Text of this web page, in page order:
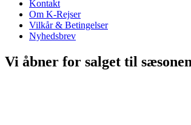
Kontakt
Om K-Rejser
Vilkår & Betingelser
Nyhedsbrev
Vi åbner for salget til